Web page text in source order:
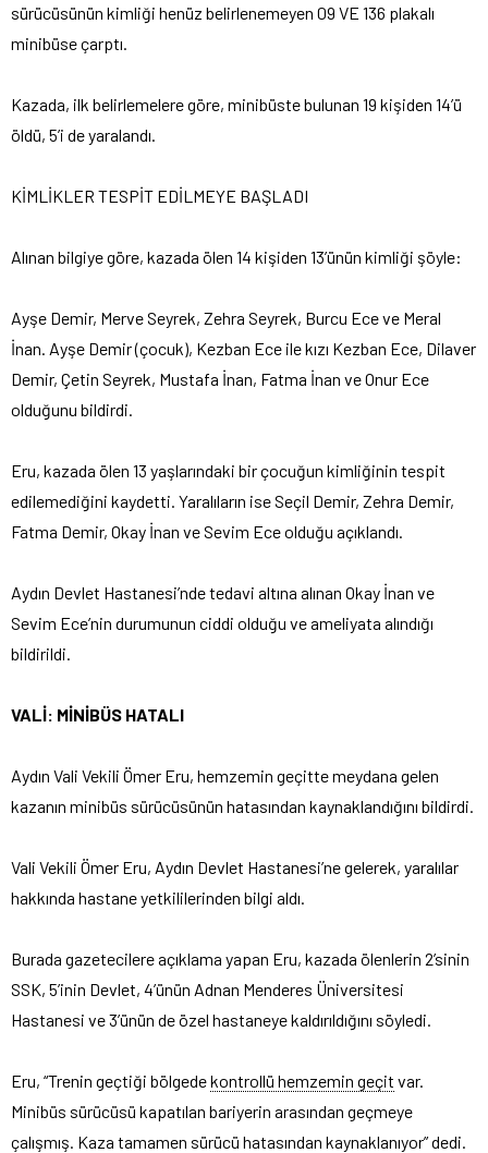
sürücüsünün kimliği henüz belirlenemeyen 09 VE 136 plakalı
minibüse çarptı.
Kazada, ilk belirlemelere göre, minibüste bulunan 19 kişiden 14’ü
öldü, 5’i de yaralandı.
KİMLİKLER TESPİT EDİLMEYE BAŞLADI
Alınan bilgiye göre, kazada ölen 14 kişiden 13’ünün kimliği şöyle:
Ayşe Demir, Merve Seyrek, Zehra Seyrek, Burcu Ece ve Meral
İnan. Ayşe Demir (çocuk), Kezban Ece ile kızı Kezban Ece, Dilaver
Demir, Çetin Seyrek, Mustafa İnan, Fatma İnan ve Onur Ece
olduğunu bildirdi.
Eru, kazada ölen 13 yaşlarındaki bir çocuğun kimliğinin tespit
edilemediğini kaydetti. Yaralıların ise Seçil Demir, Zehra Demir,
Fatma Demir, Okay İnan ve Sevim Ece olduğu açıklandı.
Aydın Devlet Hastanesi’nde tedavi altına alınan Okay İnan ve
Sevim Ece’nin durumunun ciddi olduğu ve ameliyata alındığı
bildirildi.
VALİ: MİNİBÜS HATALI
Aydın Vali Vekili Ömer Eru, hemzemin geçitte meydana gelen
kazanın minibüs sürücüsünün hatasından kaynaklandığını bildirdi.
Vali Vekili Ömer Eru, Aydın Devlet Hastanesi’ne gelerek, yaralılar
hakkında hastane yetkililerinden bilgi aldı.
Burada gazetecilere açıklama yapan Eru, kazada ölenlerin 2’sinin
SSK, 5’inin Devlet, 4’ünün Adnan Menderes Üniversitesi
Hastanesi ve 3’ünün de özel hastaneye kaldırıldığını söyledi.
Eru, “Trenin geçtiği bölgedekontrollü hemzemin geçit var.
Minibüs sürücüsü kapatılan bariyerin arasından geçmeye
çalışmış. Kaza tamamen sürücü hatasından kaynaklanıyor” dedi.